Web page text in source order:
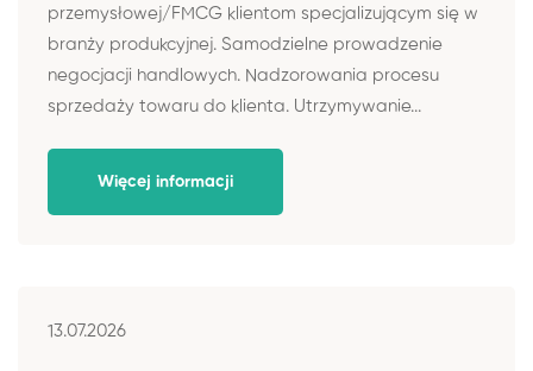
przemysłowej/FMCG klientom specjalizującym się w
branży produkcyjnej. Samodzielne prowadzenie
negocjacji handlowych. Nadzorowania procesu
sprzedaży towaru do klienta. Utrzymywanie...
Więcej informacji
13.07.2026